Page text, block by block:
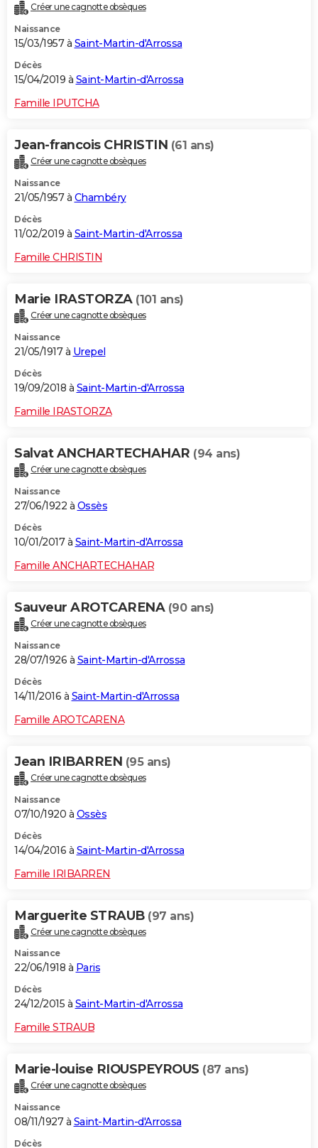
Créer une cagnotte obsèques
Naissance
15/03/1957 à Saint-Martin-d'Arrossa
Décès
15/04/2019 à Saint-Martin-d'Arrossa
Famille IPUTCHA
Jean-francois CHRISTIN (61 ans)
Créer une cagnotte obsèques
Naissance
21/05/1957 à Chambéry
Décès
11/02/2019 à Saint-Martin-d'Arrossa
Famille CHRISTIN
Marie IRASTORZA (101 ans)
Créer une cagnotte obsèques
Naissance
21/05/1917 à Urepel
Décès
19/09/2018 à Saint-Martin-d'Arrossa
Famille IRASTORZA
Salvat ANCHARTECHAHAR (94 ans)
Créer une cagnotte obsèques
Naissance
27/06/1922 à Ossès
Décès
10/01/2017 à Saint-Martin-d'Arrossa
Famille ANCHARTECHAHAR
Sauveur AROTCARENA (90 ans)
Créer une cagnotte obsèques
Naissance
28/07/1926 à Saint-Martin-d'Arrossa
Décès
14/11/2016 à Saint-Martin-d'Arrossa
Famille AROTCARENA
Jean IRIBARREN (95 ans)
Créer une cagnotte obsèques
Naissance
07/10/1920 à Ossès
Décès
14/04/2016 à Saint-Martin-d'Arrossa
Famille IRIBARREN
Marguerite STRAUB (97 ans)
Créer une cagnotte obsèques
Naissance
22/06/1918 à Paris
Décès
24/12/2015 à Saint-Martin-d'Arrossa
Famille STRAUB
Marie-louise RIOUSPEYROUS (87 ans)
Créer une cagnotte obsèques
Naissance
08/11/1927 à Saint-Martin-d'Arrossa
Décès